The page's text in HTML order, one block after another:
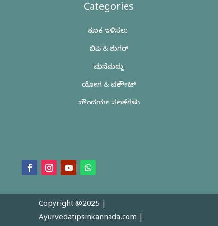
Categories
ತೂಕ ಇಳಿಸಲು
ಬಿಪಿ & ಶುಗರ್
ಮನೆಮದ್ದು
ಯೋಗ & ವರ್ಕೌಟ್
ಸೌಂದರ್ಯ ಸಲಹೆಗಳು
Copyright @2025 |
Ayurvedatipsinkannada.com